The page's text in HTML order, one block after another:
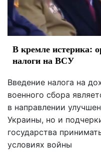
В кремле истерика:
налоги на ВСУ
Введение налога на
военного сбора
в направлении
Украины, но и
государства
условиях войны